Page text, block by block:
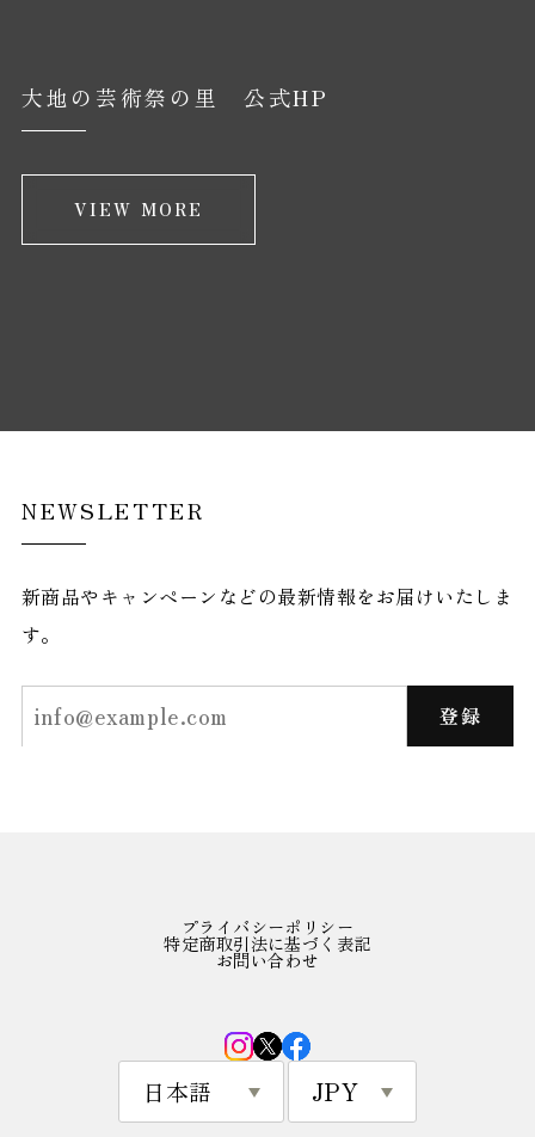
大地の芸術祭の里 公式HP
VIEW MORE
NEWSLETTER
新商品やキャンペーンなどの最新情報をお届けいたしま
す。
登録
プライバシーポリシー
特定商取引法に基づく表記
お問い合わせ